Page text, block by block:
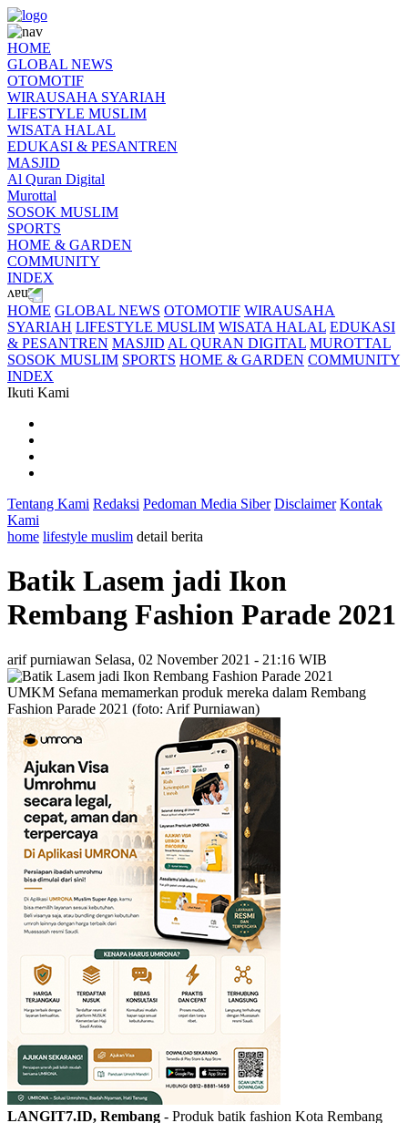
HOME
GLOBAL NEWS
OTOMOTIF
WIRAUSAHA SYARIAH
LIFESTYLE MUSLIM
WISATA HALAL
EDUKASI & PESANTREN
MASJID
Al Quran Digital
Murottal
SOSOK MUSLIM
SPORTS
HOME & GARDEN
COMMUNITY
INDEX
HOME GLOBAL NEWS OTOMOTIF WIRAUSAHA
SYARIAH LIFESTYLE MUSLIM WISATA HALAL EDUKASI
& PESANTREN MASJID AL QURAN DIGITAL MUROTTAL
SOSOK MUSLIM SPORTS HOME & GARDEN COMMUNITY
INDEX
Ikuti Kami
Tentang Kami Redaksi Pedoman Media Siber Disclaimer Kontak
Kami
home lifestyle muslim detail berita
Batik Lasem jadi Ikon
Rembang Fashion Parade 2021
arif purniawan Selasa, 02 November 2021 - 21:16 WIB
UMKM Sefana memamerkan produk mereka dalam Rembang
Fashion Parade 2021 (foto: Arif Purniawan)
LANGIT7.ID, Rembang - Produk batik fashion Kota Rembang